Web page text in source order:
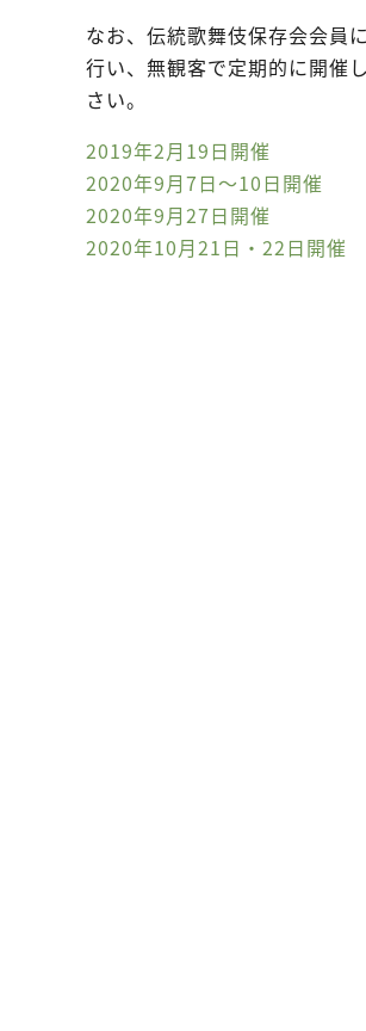
なお、伝統歌舞伎保存会会員
行い、無観客で定期的に開催
さい。
2019年2月19日開催
2020年9月7日～10日開催
2020年9月27日開催
2020年10月21日・22日開催